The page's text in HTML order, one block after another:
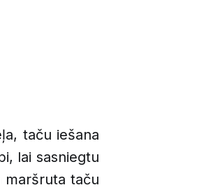
taču iešana
lai sasniegtu
maršruta taču